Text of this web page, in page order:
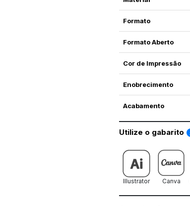
Formato
Formato Aberto
Cor de Impressão
Enobrecimento
Acabamento
Utilize o gabarito
Illustrator Canva